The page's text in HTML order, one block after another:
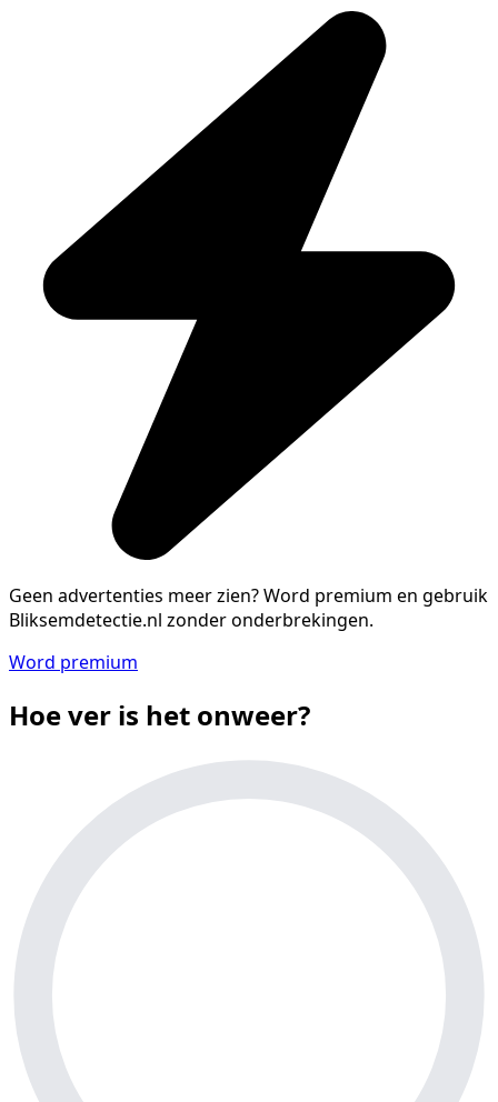
Geen advertenties meer zien?Word premium en gebruik
Bliksemdetectie.nl zonder onderbrekingen.
Word premium
Hoe ver is het onweer?